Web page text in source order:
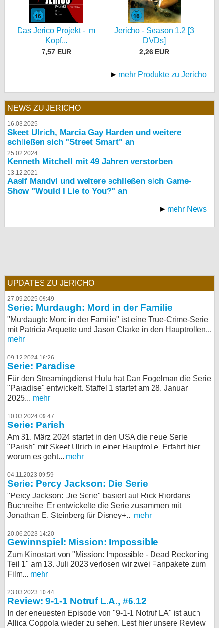
Das Jerico Projekt - Im
Kopf...
7,57 EUR
Jericho - Season 1.2 [3
DVDs]
2,26 EUR
mehr Produkte zu Jericho
NEWS ZU JERICHO
16.03.2025
Skeet Ulrich, Marcia Gay Harden und weitere
schließen sich "Street Smart" an
25.02.2024
Kenneth Mitchell mit 49 Jahren verstorben
13.12.2021
Aasif Mandvi und weitere schließen sich Game-
Show "Would I Lie to You?" an
mehr News
UPDATES ZU JERICHO
27.09.2025 09:49
Serie: Murdaugh: Mord in der Familie
"Murdaugh: Mord in der Familie" ist eine True-Crime-Serie
mit Patricia Arquette und Jason Clarke in den Hauptrollen...
mehr
09.12.2024 16:26
Serie: Paradise
Für den Streamingdienst Hulu hat Dan Fogelman die Serie
"Paradise" entwickelt. Staffel 1 startet am 28. Januar
2025... mehr
10.03.2024 09:47
Serie: Parish
Am 31. März 2024 startet in den USA die neue Serie
"Parish" mit Skeet Ulrich in einer Hauptrolle. Erfahrt hier,
worum es geht... mehr
04.11.2023 09:59
Serie: Percy Jackson: Die Serie
"Percy Jackson: Die Serie" basiert auf Rick Riordans
Buchreihe. Er entwickelte die Serie zusammen mit
Jonathan E. Steinberg für Disney+... mehr
20.06.2023 14:20
Gewinnspiel: Mission: Impossible
Zum Kinostart von "Mission: Impossible - Dead Reckoning
Teil 1" am 13. Juli 2023 verlosen wir zwei Fanpakete zum
Film... mehr
23.03.2023 10:44
Review: 9-1-1 Notruf L.A., #6.12
In der eneuesten Episode von "9-1-1 Notruf LA" ist auch
Allica Coppola wieder zu sehen. Lest hier unsere Review